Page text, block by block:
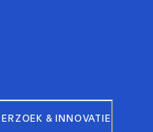
& INNOVATIE